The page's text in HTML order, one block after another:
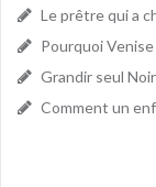
Le prêtre qui a
Pourquoi
Grandir seul
Comment un